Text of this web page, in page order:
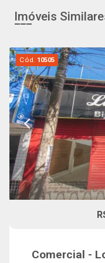
Imóveis
Cód. 10505
Comercial -